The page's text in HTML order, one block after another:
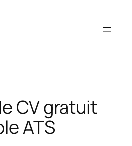
CV gratuit
ATS